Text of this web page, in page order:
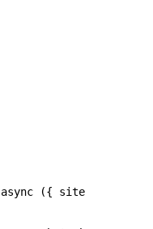
async ({ site